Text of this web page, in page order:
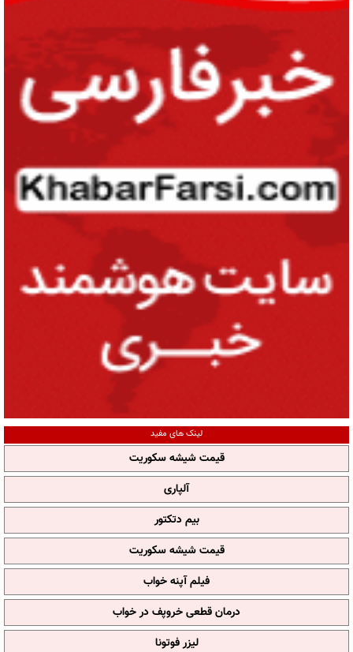
لینک های مفید
قیمت شیشه سکوریت
آلپاری
بیم دتکتور
قیمت شیشه سکوریت
فیلم آپنه خواب
درمان قطعی خروپف در خواب
لیزر فوتونا